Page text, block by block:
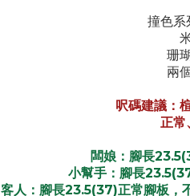
撞色系
珊
兩
呎碼建議：
正常
闆娘：腳長
小幫手：腳長
客人：腳長23.5(37)正常腳板，